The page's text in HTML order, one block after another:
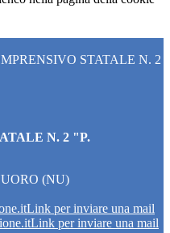
STATALE N. 2
N. 2 "P.
(NU)
Link per inviare una mail
Link per inviare una mail